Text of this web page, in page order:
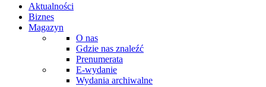
Aktualności
Biznes
Magazyn
O nas
Gdzie nas znaleźć
Prenumerata
E-wydanie
Wydania archiwalne